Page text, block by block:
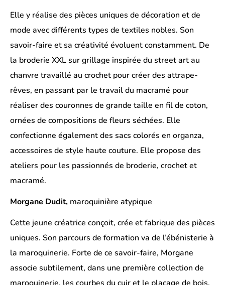
Elle y réalise des pièces uniques de décoration et de
mode avec différents types de textiles nobles. Son
savoir-faire et sa créativité évoluent constamment. De
la broderie XXL sur grillage inspirée du street art au
chanvre travaillé au crochet pour créer des attrape-
rêves, en passant par le travail du macramé pour
réaliser des couronnes de grande taille en fil de coton,
ornées de compositions de fleurs séchées. Elle
confectionne également des sacs colorés en organza,
accessoires de style haute couture. Elle propose des
ateliers pour les passionnés de broderie, crochet et
macramé.
Morgane Dudit, maroquinière atypique
Cette jeune créatrice conçoit, crée et fabrique des pièces
uniques. Son parcours de formation va de l’ébénisterie à
la maroquinerie. Forte de ce savoir-faire, Morgane
associe subtilement, dans une première collection de